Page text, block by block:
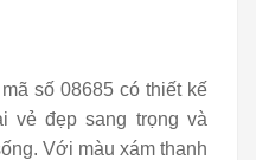
số 08685 có thiết kế
vẻ đẹp sang trọng và
Với màu xám thanh